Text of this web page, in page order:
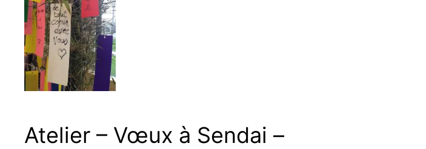
Atelier – Vœux à Sendai –